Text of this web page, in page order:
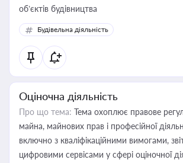
об’єктів будівництва
Будівельна діяльність
Оціночна діяльність
Про що тема: Тема охоплює правове
майна, майнових прав і професійної
включно з кваліфікаційними вимогами,
цифровими сервісами у сфері оціночної